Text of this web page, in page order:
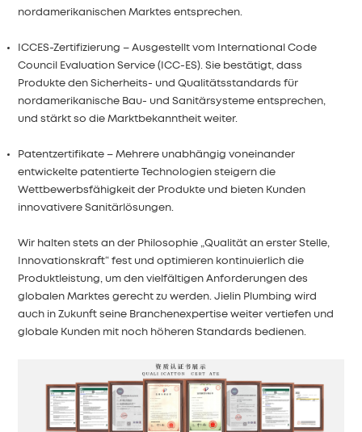
nordamerikanischen Marktes entsprechen.
ICCES-Zertifizierung – Ausgestellt vom International Code
Council Evaluation Service (ICC-ES). Sie bestätigt, dass
Produkte den Sicherheits- und Qualitätsstandards für
nordamerikanische Bau- und Sanitärsysteme entsprechen,
und stärkt so die Marktbekanntheit weiter.
Patentzertifikate – Mehrere unabhängig voneinander
entwickelte patentierte Technologien steigern die
Wettbewerbsfähigkeit der Produkte und bieten Kunden
innovativere Sanitärlösungen.
Wir halten stets an der Philosophie „Qualität an erster Stelle,
Innovationskraft“ fest und optimieren kontinuierlich die
Produktleistung, um den vielfältigen Anforderungen des
globalen Marktes gerecht zu werden. Jielin Plumbing wird
auch in Zukunft seine Branchenexpertise weiter vertiefen und
globale Kunden mit noch höheren Standards bedienen.